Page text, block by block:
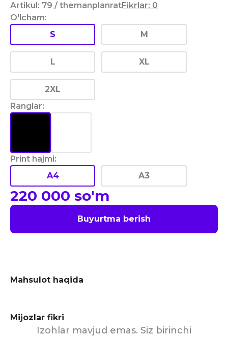
Artikul: 79 / themanplanratFikrlar: 0
O'lcham:
S
M
L XL
2XL
Ranglar:
Print hajmi:
A4
A3
220 000 so'm
Buyurtma berish
Mahsulot haqida
Mijozlar fikri
Izohlar mavjud emas. Siz birinchi